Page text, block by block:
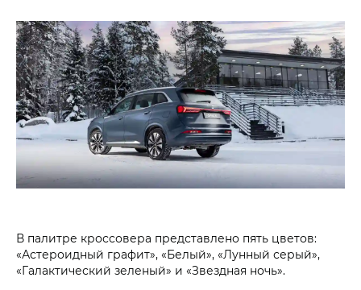
В палитре кроссовера представлено пять цветов:
«Астероидный графит», «Белый», «Лунный серый»,
«Галактический зеленый» и «Звездная ночь».